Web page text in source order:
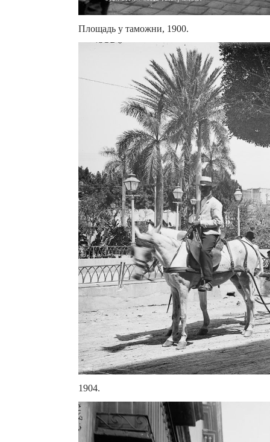
Площадь у таможни, 1900.
1904.